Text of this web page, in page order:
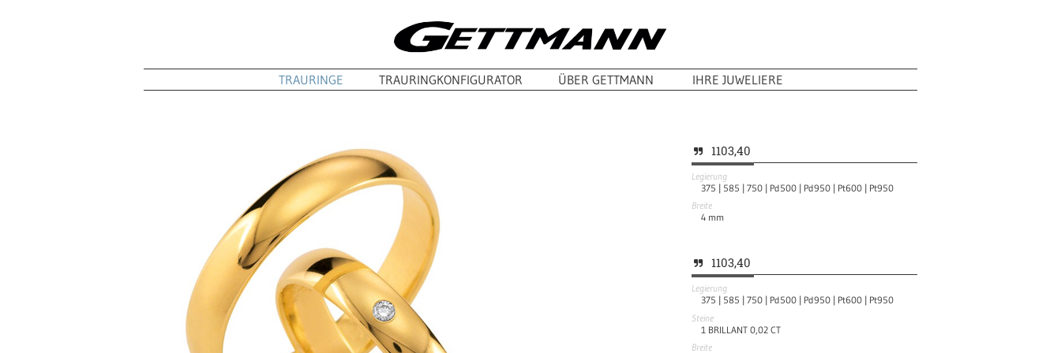
TRAURINGE TRAURINGKONFIGURATOR ÜBER GETTMANN IHRE JUWELIERE
1103,40
Legierung
375 | 585 | 750 | Pd500 | Pd950 | Pt600 | Pt950
Breite
4 mm
1103,40
Legierung
375 | 585 | 750 | Pd500 | Pd950 | Pt600 | Pt950
Steine
1 BRILLANT 0,02 CT
Breite